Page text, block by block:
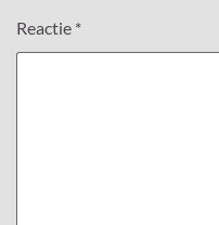
Reactie *